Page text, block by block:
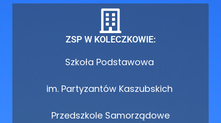
ZSP W KOLECZKOWIE:
Szkoła Podstawowa
im. Partyzantów Kaszubskich
Przedszkole Samorządowe